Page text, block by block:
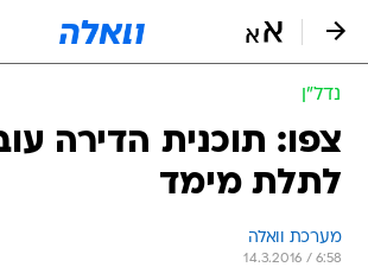
נדל״ן
צפו: תוכנית הדירה
לתלת מימד
מערכת וואלה
14.3.2016 / 6:58